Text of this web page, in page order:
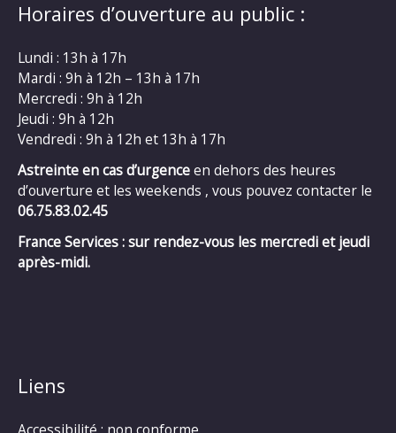
Horaires d’ouverture au public :
Lundi : 13h à 17h
Mardi : 9h à 12h – 13h à 17h
Mercredi : 9h à 12h
Jeudi : 9h à 12h
Vendredi : 9h à 12h et 13h à 17h
Astreinte en cas d’urgenceen dehors des heures
d’ouverture et les weekends , vous pouvez contacter le
06.75.83.02.45
France Services : sur rendez-vous les mercredi et jeudi
après-midi.
Liens